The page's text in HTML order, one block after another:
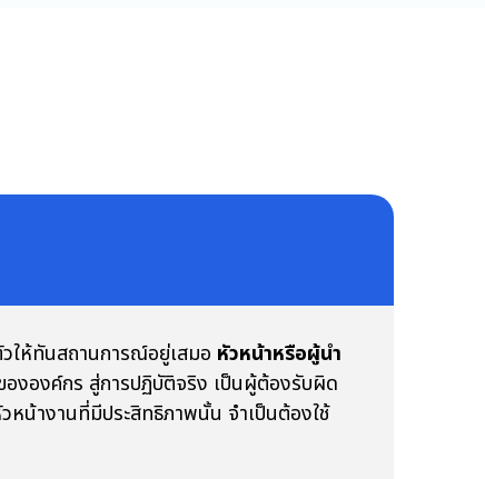
ห้ทันสถานการณ์อยู่เสมอ หัวหน้าหรือผู้นำ
ององค์กร สู่การปฏิบัติจริง เป็นผู้ต้องรับผิด
หน้างานที่มีประสิทธิภาพนั้น จำเป็นต้องใช้